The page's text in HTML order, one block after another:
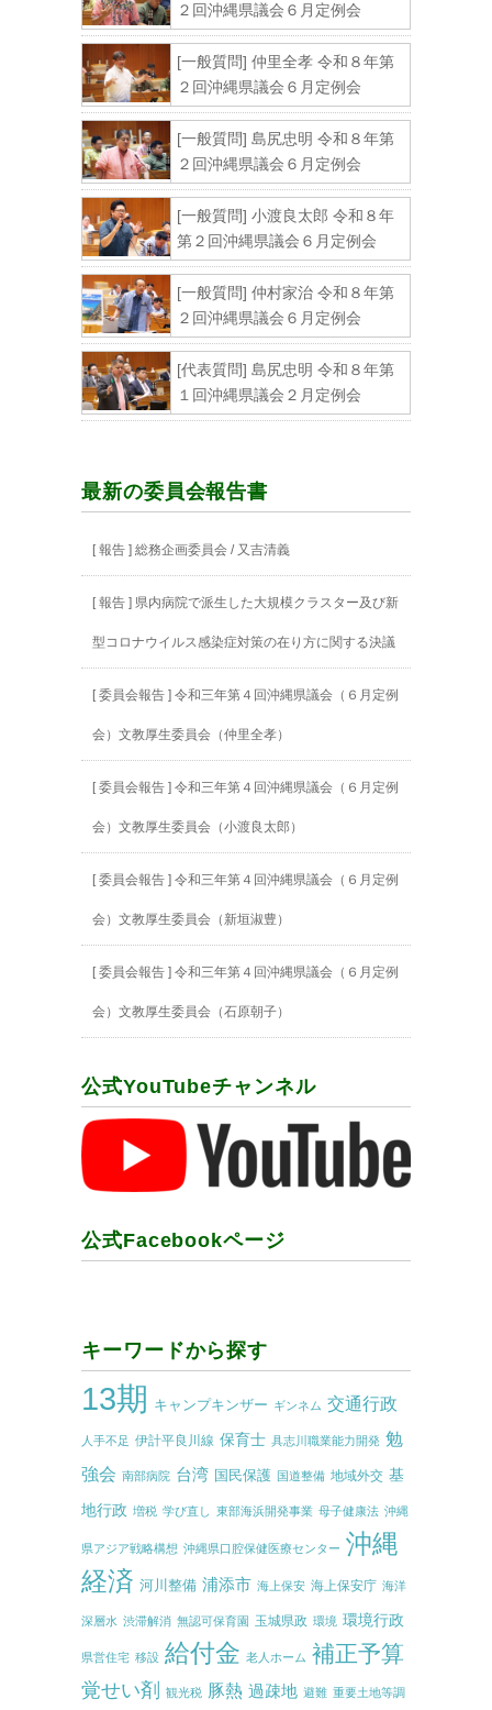
２回沖縄県議会６月定例会
[一般質問] 仲里全孝 令和８年第
２回沖縄県議会６月定例会
[一般質問] 島尻忠明 令和８年第
２回沖縄県議会６月定例会
[一般質問] 小渡良太郎 令和８年
第２回沖縄県議会６月定例会
[一般質問] 仲村家治 令和８年第
２回沖縄県議会６月定例会
[代表質問] 島尻忠明 令和８年第
１回沖縄県議会２月定例会
最新の委員会報告書
[ 報告 ] 総務企画委員会 / 又吉清義
[ 報告 ] 県内病院で派生した大規模クラスター及び新
型コロナウイルス感染症対策の在り方に関する決議
[ 委員会報告 ] 令和三年第４回沖縄県議会（６月定例
会）文教厚生委員会（仲里全孝）
[ 委員会報告 ] 令和三年第４回沖縄県議会（６月定例
会）文教厚生委員会（小渡良太郎）
[ 委員会報告 ] 令和三年第４回沖縄県議会（６月定例
会）文教厚生委員会（新垣淑豊）
[ 委員会報告 ] 令和三年第４回沖縄県議会（６月定例
会）文教厚生委員会（石原朝子）
公式YouTubeチャンネル
公式Facebookページ
キーワードから探す
13期 キャンプキンザー ギンネム 交通行政
人手不足 伊計平良川線 保育士 具志川職業能力開発 勉
強会 南部病院 台湾 国民保護 国道整備 地域外交 基
地行政 増税 学び直し 東部海浜開発事業 母子健康法 沖縄
県アジア戦略構想 沖縄県口腔保健医療センター 沖縄
経済 河川整備 浦添市 海上保安 海上保安庁 海洋
深層水 渋滞解消 無認可保育園 玉城県政 環境 環境行政
県営住宅 移設 給付金 老人ホーム 補正予算
覚せい剤 観光税 豚熱 過疎地 避難 重要土地等調